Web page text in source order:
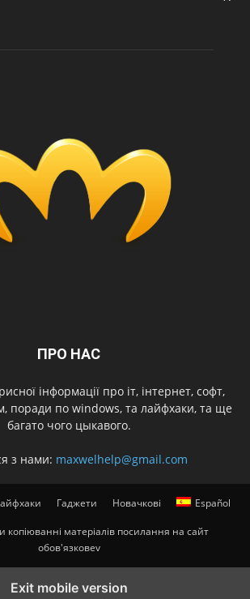
ПРО НАС
інформації про іт, інтернет, софт,
поради по windows, та лайфхаки, та ще
багато чого цыкавого.
з нами: maxwelhelp@gmail.com
Гаджети Новачкові Español
матеріалів посилання на сайт
обов'язковеv
Exit mobile version